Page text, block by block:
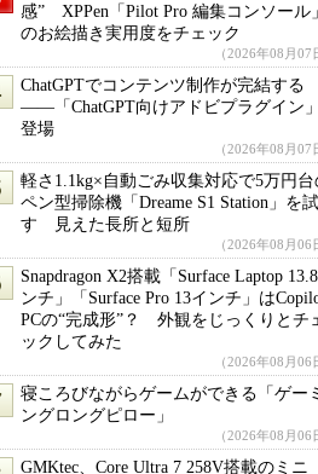
感” XPPen「Pilot Pro 編集コンソール」
のお絵描き実用度をチェック
（2026年08月07
ChatGPTでコンテンツ制作が完結する
――「ChatGPT向けアドビプラグイン
登場
（2026年08月07
軽さ1.1kg×自動ごみ収集対応で5万円台
ペン型掃除機「Dreame S1 Station」を試
す 見えた長所と短所
（2026年08月06
Snapdragon X2搭載「Surface Laptop
ンチ」「Surface Pro 13インチ」は
PCの“完成形”？ 外観をじっくりとチ
ックしてみた
（2026年08月06
寝ころびながらゲームができる「ゲー
ングロングピロー」
（2026年08月06
GMKtec、Core Ultra 7 258V搭載のミニ